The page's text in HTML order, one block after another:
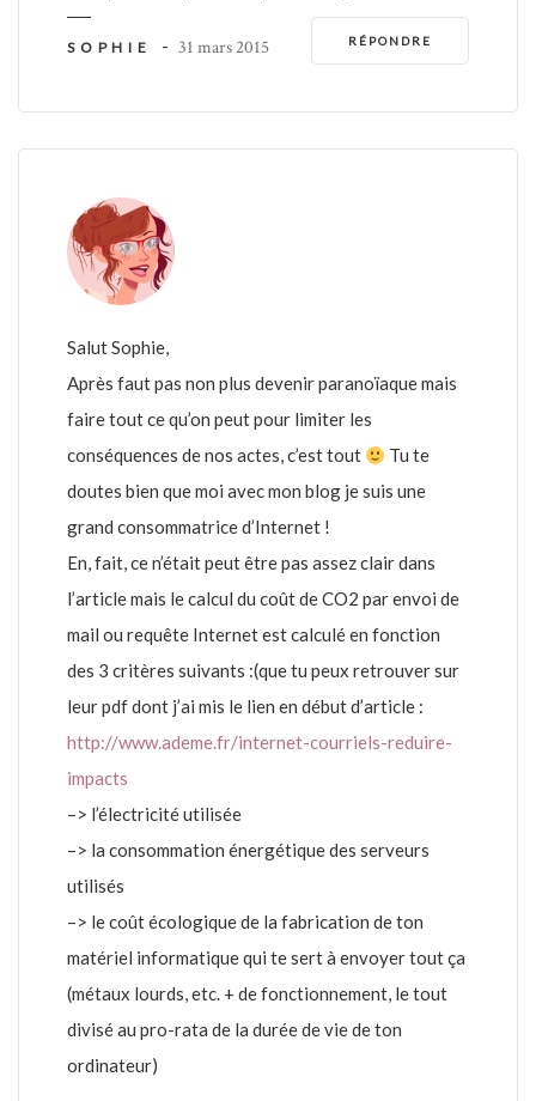
RÉPONDRE
SOPHIE - 31 mars 2015
Salut Sophie,
Après faut pas non plus devenir paranoïaque mais
faire tout ce qu’on peut pour limiter les
conséquences de nos actes, c’est tout
Tu te
doutes bien que moi avec mon blog je suis une
grand consommatrice d’Internet !
En, fait, ce n’était peut être pas assez clair dans
l’article mais le calcul du coût de CO2 par envoi de
mail ou requête Internet est calculé en fonction
des 3 critères suivants :(que tu peux retrouver sur
leur pdf dont j’ai mis le lien en début d’article :
http://www.ademe.fr/internet-courriels-reduire-
impacts
–> l’électricité utilisée
–> la consommation énergétique des serveurs
utilisés
–> le coût écologique de la fabrication de ton
matériel informatique qui te sert à envoyer tout ça
(métaux lourds, etc. + de fonctionnement, le tout
divisé au pro-rata de la durée de vie de ton
ordinateur)